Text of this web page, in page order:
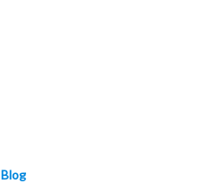
Blog